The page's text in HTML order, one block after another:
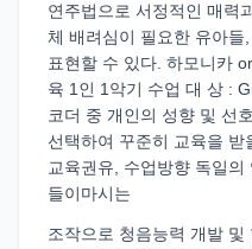
연주법으로 서정적인 매력
체 배려심이 필요한 유아
표현할 수 있다. 하모니카
육 1인 1악기 수업 대 상 :
코더 중 개인의 성향 및 선
선택하여 꾸준히 교육을
교육권유, 수업방향 독일
들이마시는
조작으로 청음능력 개발